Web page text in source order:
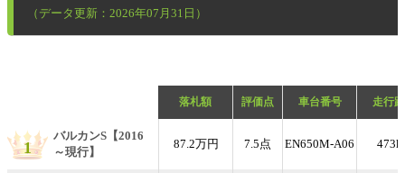
（データ更新：2026年07月31日）
落札額 評価点 車台番号 走行
1
バルカンS【2016
～現行】
87.2万円 7.5点 EN650M-A06